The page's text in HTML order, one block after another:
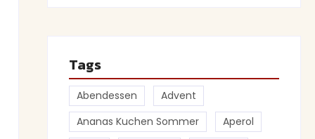
Tags
Abendessen
Advent
Ananas Kuchen Sommer
Aperol